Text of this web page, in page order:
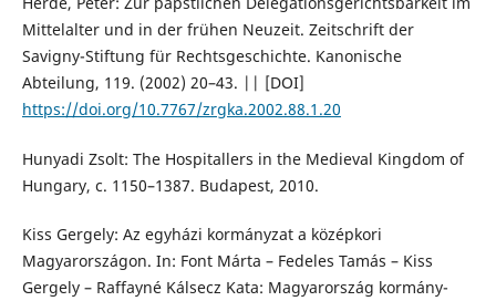
Mittelalter und in der frühen Neuzeit. Zeitschrift der
Savigny-Stiftung für Rechtsgeschichte. Kanonische
Abteilung, 119. (2002) 20–43. || [DOI]
https://doi.org/10.7767/zrgka.2002.88.1.20
Hunyadi Zsolt: The Hospitallers in the Medieval Kingdom of
Hungary, c. 1150–1387. Budapest, 2010.
Kiss Gergely: Az egyházi kormányzat a középkori
Magyarországon. In: Font Márta – Fedeles Tamás – Kiss
Gergely – Raffayné Kálsecz Kata: Magyarország kormány-